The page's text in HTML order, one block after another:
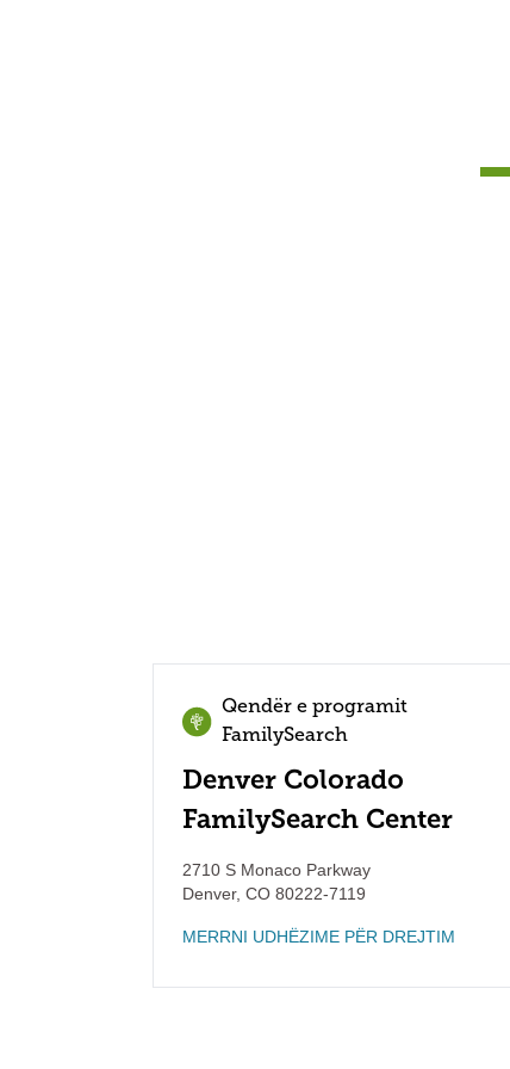
Qendër e programit
FamilySearch
Denver Colorado
FamilySearch Center
2710 S Monaco Parkway
Denver, CO 80222-7119
MERRNI UDHËZIME PËR DREJTIM